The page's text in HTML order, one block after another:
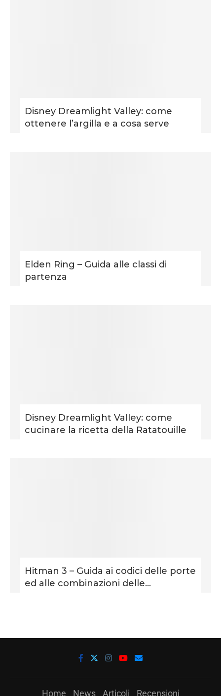
Disney Dreamlight Valley: come
ottenere l’argilla e a cosa serve
Elden Ring – Guida alle classi di
partenza
Disney Dreamlight Valley: come
cucinare la ricetta della Ratatouille
Hitman 3 – Guida ai codici delle porte
ed alle combinazioni delle...
Home News Articoli Recensioni